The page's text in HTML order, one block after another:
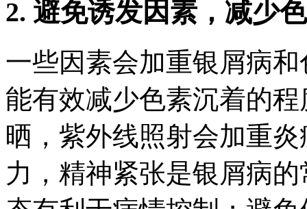
2. 避免诱发因素，减少
一些因素会加重银屑病
能有效减少色素沉着的
晒，紫外线照射会加重
力，精神紧张是银屑病